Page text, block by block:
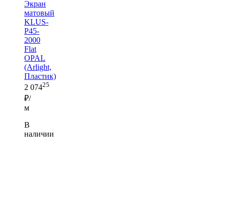
Экран
матовый
KLUS-
P45-
2000
Flat
OPAL
(Arlight,
Пластик)
2 07425
₽/
м
В
наличии